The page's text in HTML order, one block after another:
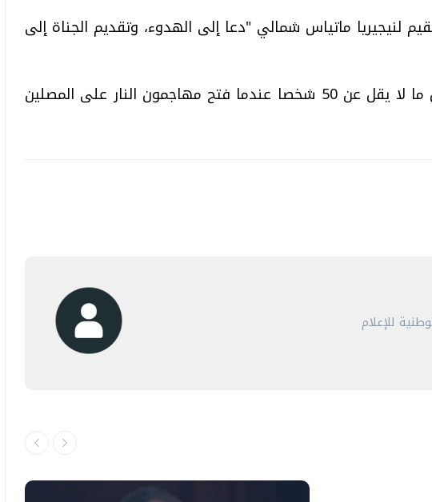
لنيجيريا ماتياس شمالي "دعا إلى الهدوء، وتقديم الجناة إلى
وبحسب التقارير الإخبارية، قُتل ما لا يقل عن 50 شخصا عندما فتح مهاجمون النار على المصلين
للإعلام